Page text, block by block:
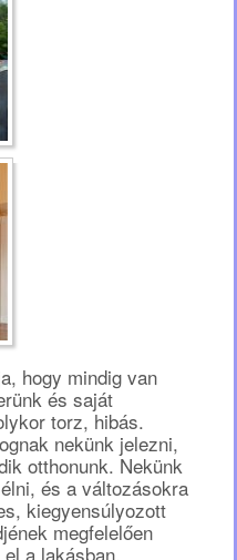
hogy mindig van
és saját
torz, hibás.
nekünk jelezni,
otthonunk. Nekünk
és a változásokra
kiegyensúlyozott
megfelelően
a lakásban.